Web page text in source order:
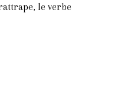
le verbe